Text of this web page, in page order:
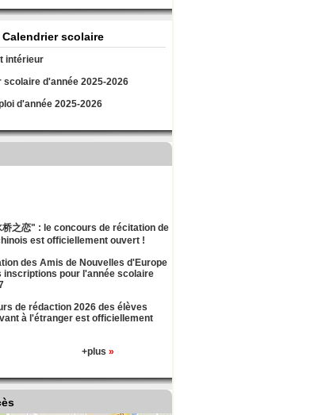
Calendrier scolaire
intérieur
scolaire d'année 2025-2026
d'année 2025-2026
桥之恋" : le concours de récitation de
est officiellement ouvert !
des Amis de Nouvelles d'Europe
inscriptions pour l'année scolaire
de rédaction 2026 des élèves
à l'étranger est officiellement
+plus »